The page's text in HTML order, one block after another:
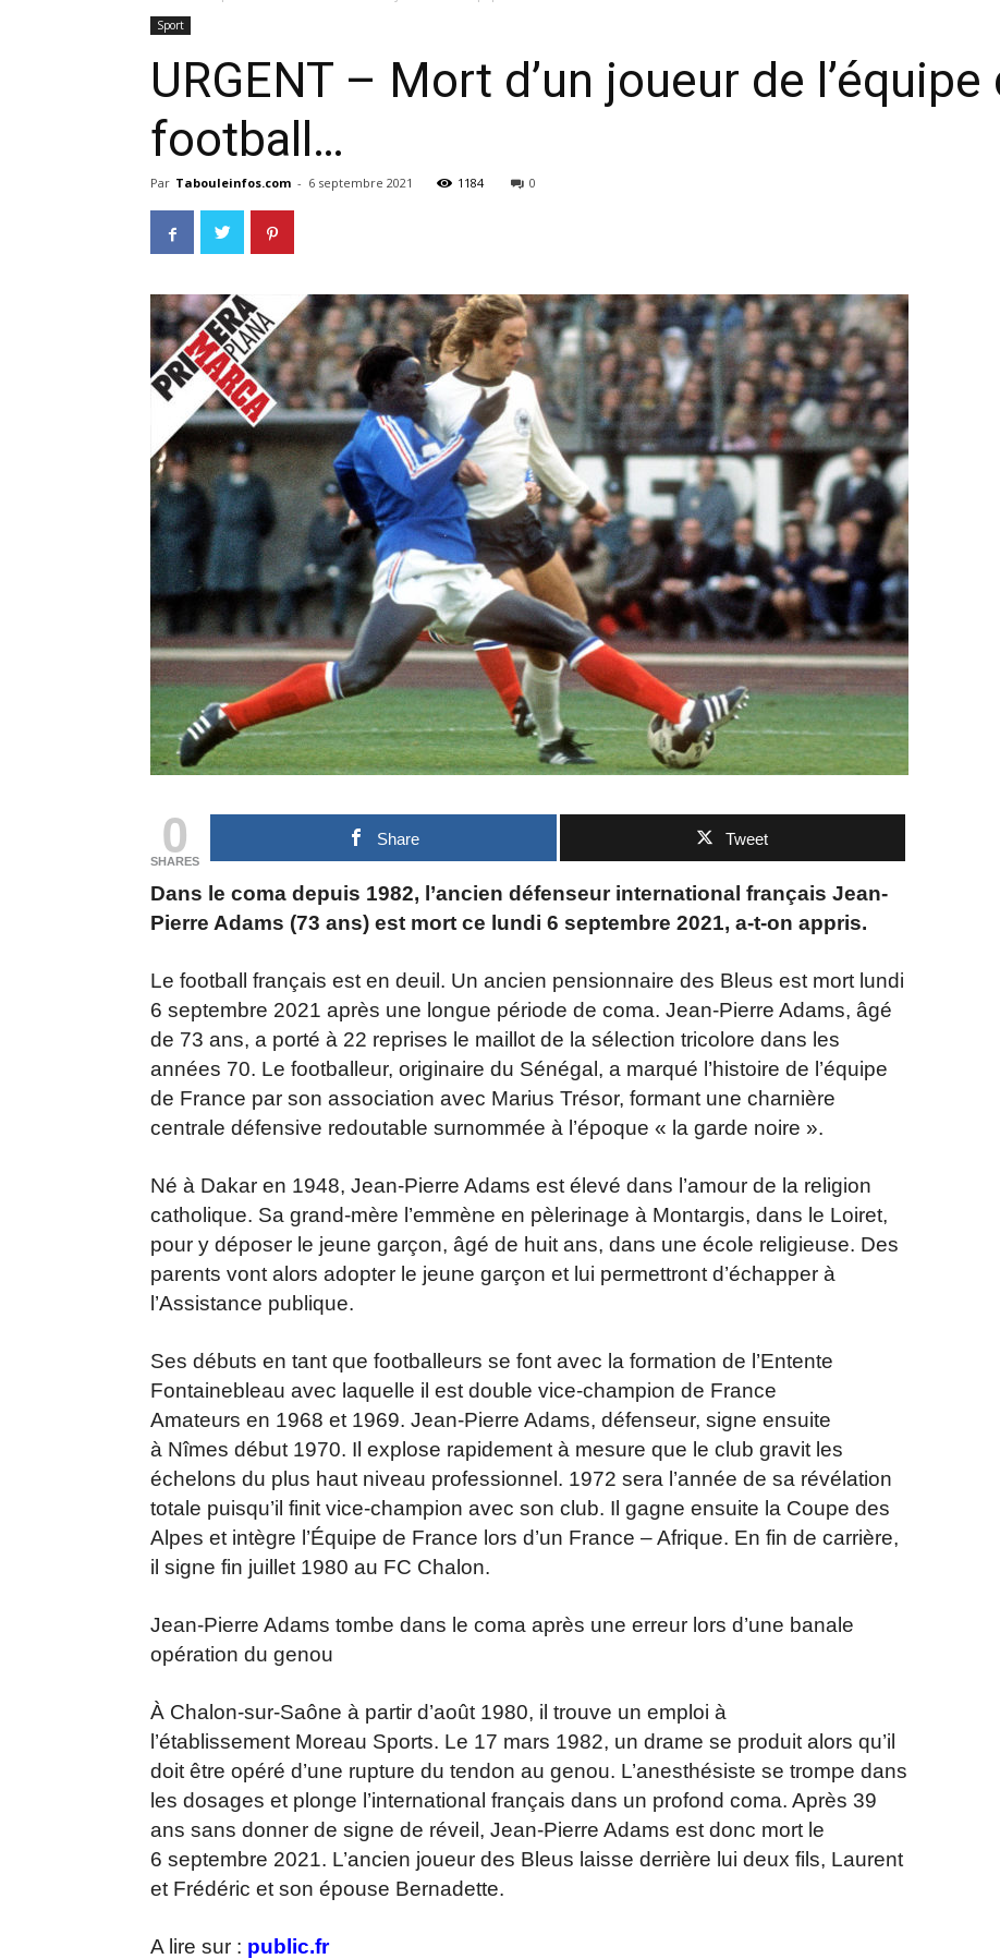
Sport
URGENT – Mort d’un joueur de
football…
Par Tabouleinfos.com - 6 septembre 2021 1184 0
0
SHARES
Share Tweet
Dans le coma depuis 1982, l’ancien défenseur international français Jean-
Pierre Adams (73 ans) est mort ce lundi 6 septembre 2021, a-t-on appris.
Le football français est en deuil. Un ancien pensionnaire des Bleus est mort lundi
6 septembre 2021 après une longue période de coma. Jean-Pierre Adams, âgé
de 73 ans, a porté à 22 reprises le maillot de la sélection tricolore dans les
années 70. Le footballeur, originaire du Sénégal, a marqué l’histoire de l’équipe
de France par son association avec Marius Trésor, formant une charnière
centrale défensive redoutable surnommée à l’époque « la garde noire ».
Né à Dakar en 1948, Jean-Pierre Adams est élevé dans l’amour de la religion
catholique. Sa grand-mère l’emmène en pèlerinage à Montargis, dans le Loiret,
pour y déposer le jeune garçon, âgé de huit ans, dans une école religieuse. Des
parents vont alors adopter le jeune garçon et lui permettront d’échapper à
l’Assistance publique.
Ses débuts en tant que footballeurs se font avec la formation de l’Entente
Fontainebleau avec laquelle il est double vice-champion de France
Amateurs en 1968 et 1969. Jean-Pierre Adams, défenseur, signe ensuite
à Nîmes début 1970. Il explose rapidement à mesure que le club gravit les
échelons du plus haut niveau professionnel. 1972 sera l’année de sa révélation
totale puisqu’il finit vice-champion avec son club. Il gagne ensuite la Coupe des
Alpes et intègre l’Équipe de France lors d’un France – Afrique. En fin de carrière,
il signe fin juillet 1980 au FC Chalon.
Jean-Pierre Adams tombe dans le coma après une erreur lors d’une banale
opération du genou
À Chalon-sur-Saône à partir d’août 1980, il trouve un emploi à
l’établissement Moreau Sports. Le 17 mars 1982, un drame se produit alors qu’il
doit être opéré d’une rupture du tendon au genou. L’anesthésiste se trompe dans
les dosages et plonge l’international français dans un profond coma. Après 39
ans sans donner de signe de réveil, Jean-Pierre Adams est donc mort le
6 septembre 2021. L’ancien joueur des Bleus laisse derrière lui deux fils, Laurent
et Frédéric et son épouse Bernadette.
A lire sur : public.fr